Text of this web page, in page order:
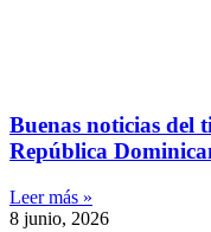
Buenas noticias del
República
Leer más »
8 junio, 2026